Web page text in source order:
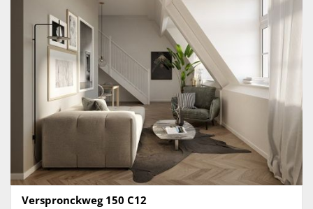
Verspronckweg 150 C12